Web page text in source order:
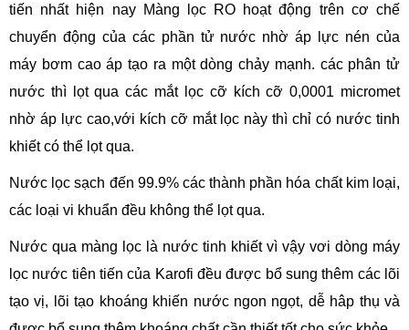
tiến nhất hiện nay Màng lọc RO hoạt động trên cơ chế
chuyển động của các phần tử nước nhờ áp lực nén của
máy bơm cao áp tạo ra một dòng chảy mạnh. các phân tử
nước thì lọt qua các mắt lọc cỡ kích cỡ 0,0001 micromet
nhờ áp lực cao,với kích cỡ mắt lọc này thì chỉ có nước tinh
khiết có thể lọt qua.
Nước lọc sạch đến 99.9% các thành phần hóa chất kim loại,
các loại vi khuẩn đều không thể lọt qua.
Nước qua màng lọc là nước tinh khiết vì vậy vơi dòng máy
lọc nước tiên tiến của Karofi đều được bổ sung thêm các lõi
tạo vị, lõi tạo khoáng khiến nước ngon ngọt, dễ hâp thụ và